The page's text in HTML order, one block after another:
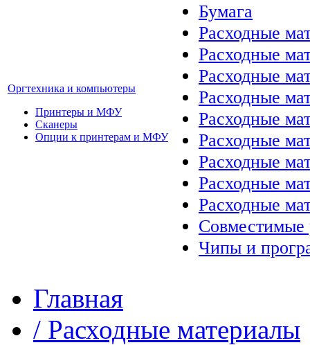
Оргтехника и компьютеры
Принтеры и МФУ
Сканеры
Опции к принтерам и МФУ
Бумага
Расходные
Расходные
Расходные
Расходные
Расходные
Расходные
Расходные
Расходные
Расходные
Совместимые
Чипы и
Главная
/ Расходные материалы